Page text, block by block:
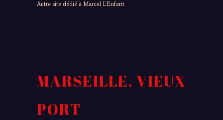
Autre site dédié à Marcel L'Enfant
MARSEILLE, VIEUX
PORT